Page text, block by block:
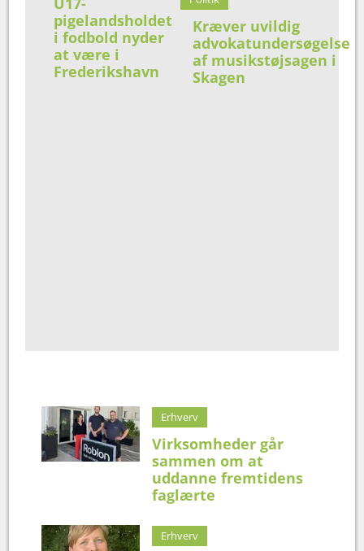
pigelandsholdet
i fodbold nyder
at være i
Frederikshavn
Kræver uvildig
advokatundersøgelse
af musikstøjsagen i
Skagen
Erhverv
Virksomheder går
sammen om at
uddanne fremtidens
faglærte
Erhverv